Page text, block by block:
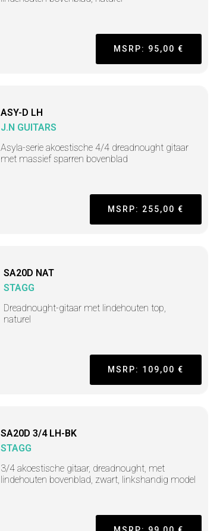
MSRP: 95,00 €
ASY-D LH
J.N GUITARS
Asyla-serie akoestische 4/4 dreadnought gitaar
met massief sparren bovenblad
MSRP: 255,00 €
SA20D NAT
STAGG
Dreadnought-gitaar met lindehouten top,
naturel
MSRP: 109,00 €
SA20D 3/4 LH-BK
STAGG
3/4 akoestische gitaar, dreadnought, met
lindehouten bovenblad, zwart, linkshandig model